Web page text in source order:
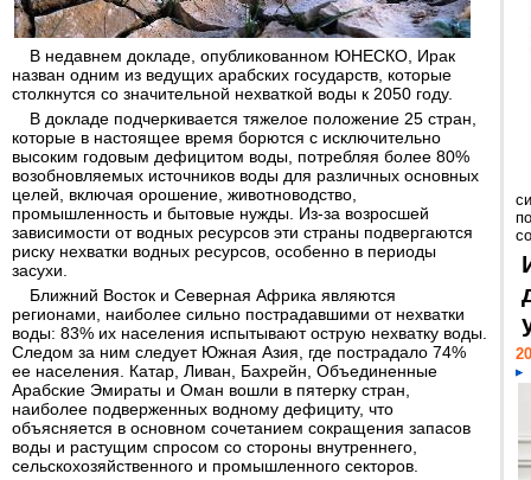
В недавнем докладе, опубликованном ЮНЕСКО, Ирак
назван одним из ведущих арабских государств, которые
столкнутся со значительной нехваткой воды к 2050 году.
В докладе подчеркивается тяжелое положение 25 стран,
которые в настоящее время борются с исключительно
высоким годовым дефицитом воды, потребляя более 80%
возобновляемых источников воды для различных основных
целей, включая орошение, животноводство,
промышленность и бытовые нужды. Из-за возросшей
зависимости от водных ресурсов эти страны подвергаются
риску нехватки водных ресурсов, особенно в периоды
засухи.
Ближний Восток и Северная Африка являются
регионами, наиболее сильно пострадавшими от нехватки
воды: 83% их населения испытывают острую нехватку воды.
Следом за ним следует Южная Азия, где пострадало 74%
ее населения. Катар, Ливан, Бахрейн, Объединенные
Арабские Эмираты и Оман вошли в пятерку стран,
наиболее подверженных водному дефициту, что
объясняется в основном сочетанием сокращения запасов
воды и растущим спросом со стороны внутреннего,
сельскохозяйственного и промышленного секторов.